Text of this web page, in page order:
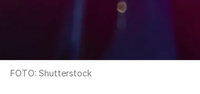
FOTO: Shutterstock